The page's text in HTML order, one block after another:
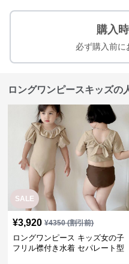
購入
必ず購入前に
ロングワンピースキッズの
SALE
¥3,920 ¥4350(割引前)
ロングワンピース キッズ女の子
フリル襟付き水着 セパレート型